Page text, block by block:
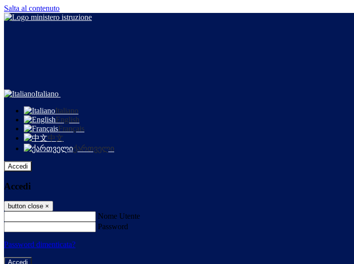
Salta al contenuto
Italiano
Italiano
English
Français
中文
ქართველი
Accedi
Accedi
button close ×
Nome Utente
Password
Password dimenticata?